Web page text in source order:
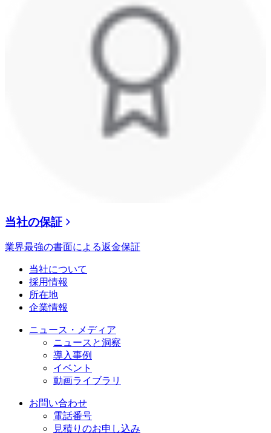
当社の保証
業界最強の書面による返金保証
当社について
採用情報
所在地
企業情報
ニュース・メディア
ニュースと洞察
導入事例
イベント
動画ライブラリ
お問い合わせ
電話番号
見積りのお申し込み